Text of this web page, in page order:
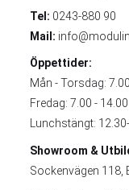
Tel: 0243-880 90
Mail:
Öppettider:
Mån - Torsdag:
Fredag: 7.00 - 14.00
Lunchstängt:
Showroom &
Sockenvägen 118,